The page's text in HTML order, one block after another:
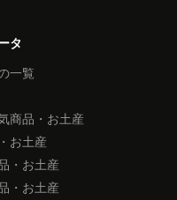
タ
一覧
商品・お土産
お土産
・お土産
・お土産